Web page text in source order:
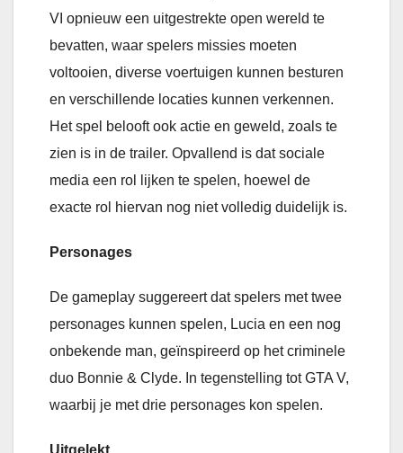
VI opnieuw een uitgestrekte open wereld te
bevatten, waar spelers missies moeten
voltooien, diverse voertuigen kunnen besturen
en verschillende locaties kunnen verkennen.
Het spel belooft ook actie en geweld, zoals te
zien is in de trailer. Opvallend is dat sociale
media een rol lijken te spelen, hoewel de
exacte rol hiervan nog niet volledig duidelijk is.
Personages
De gameplay suggereert dat spelers met twee
personages kunnen spelen, Lucia en een nog
onbekende man, geïnspireerd op het criminele
duo Bonnie & Clyde. In tegenstelling tot GTA V,
waarbij je met drie personages kon spelen.